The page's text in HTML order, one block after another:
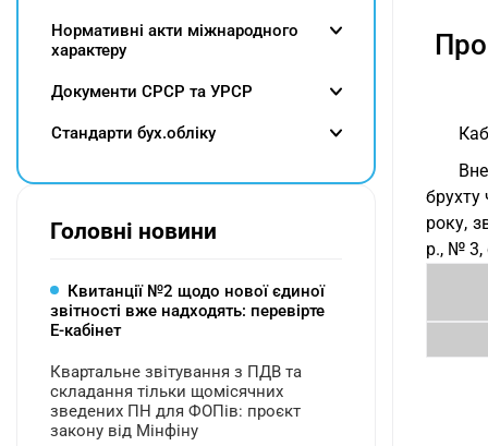
брухту
року,
р., № 3,
Нормативні акти міжнародного
характеру
Документи СРСР та УРСР
Cтандарти бух.обліку
Головні новини
Квитанції №2 щодо нової єдиної
звітності вже надходять: перевірте
Е-кабінет
Квартальне звітування з ПДВ та
складання тільки щомісячних
зведених ПН для ФОПів: проєкт
закону від Мінфіну